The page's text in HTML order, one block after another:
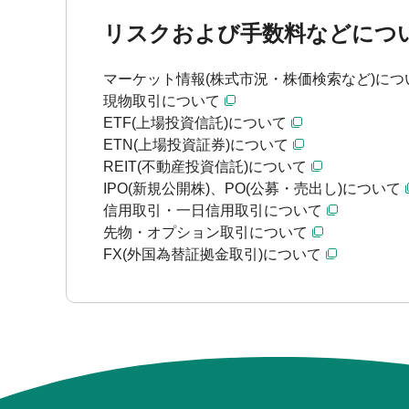
リスクおよび手数料などにつ
マーケット情報(株式市況・株価検索など)につ
現物取引について
ETF(上場投資信託)について
ETN(上場投資証券)について
REIT(不動産投資信託)について
IPO(新規公開株)、PO(公募・売出し)について
信用取引・一日信用取引について
先物・オプション取引について
FX(外国為替証拠金取引)について